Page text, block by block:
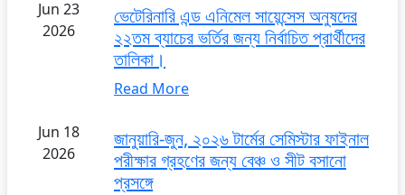
Jun 23
2026
ভেটেরিনারি এন্ড এনিমেল সায়েন্সেস অনুষদের
২২তম ব্যাচের ভর্তির জন্য নির্বাচিত প্রার্থীদের
তালিকা।
Read More
Jun 18
2026
জানুয়ারি-জুন, ২০২৬ টার্মের সেমিস্টার ফাইনাল
পরীক্ষার গ্রহণের জন্য বেঞ্চ ও সীট বসানো
প্রসঙ্গে